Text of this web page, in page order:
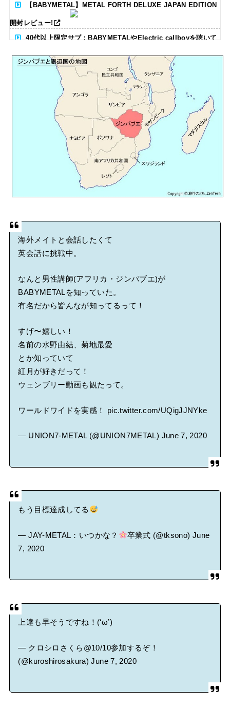
【BABYMETAL】METAL FORTH DELUXE JAPAN EDITION
開封レビュー!
40代以上限定サブ：BABYMETALやElectric callboyを聴いて
る人いる？ 【海外の反応】
BABYMETAL「CANNONBALL外伝」グッズ販売決定
タワーレコード新宿店にてBABYMETALのパネル展が開催中
Powered by livedoor 相互RSS
海外メイトと会話したくて
英会話に挑戦中。
なんと男性講師(アフリカ・ジンバブエ)が
BABYMETALを知っていた。
有名だから皆んなが知ってるって！
すげ〜嬉しい！
名前の水野由結、菊地最愛
とか知っていて
紅月が好きだって！
ウェンブリー動画も観たって。
ワールドワイドを実感！ pic.twitter.com/UQigJJNYke
— UNION7-METAL (@UNION7METAL) June 7, 2020
もう目標達成してる
— JAY-METAL：いつかな？ 卒業式 (@tksono) June
7, 2020
上達も早そうですね！(‘ω’)
— クロシロさくら@10/10参加するぞ！
(@kuroshirosakura)June 7, 2020